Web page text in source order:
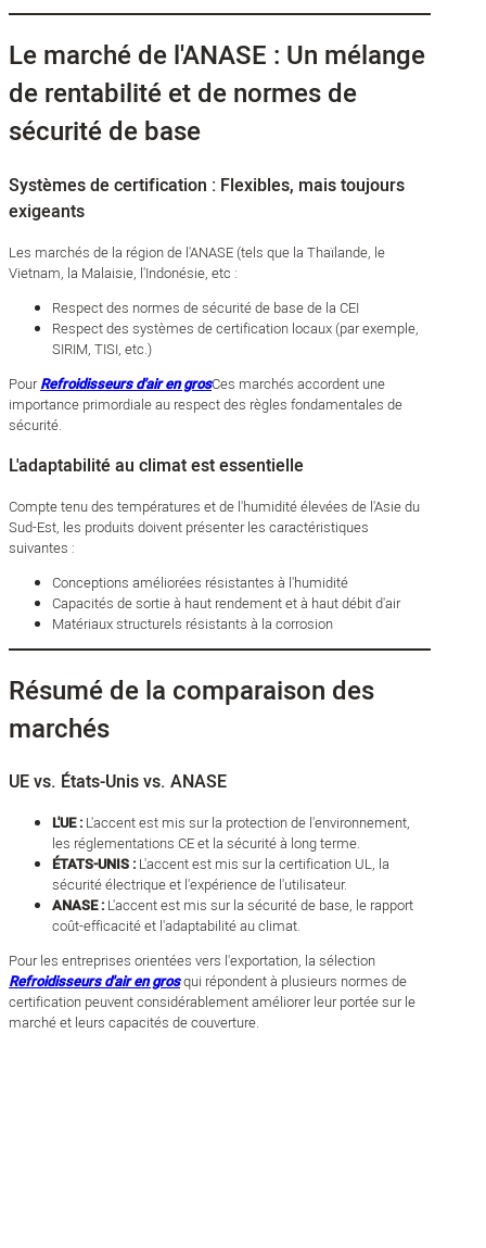
Le marché de l'ANASE : Un mélange
de rentabilité et de normes de
sécurité de base
Systèmes de certification : Flexibles, mais toujours
exigeants
Les marchés de la région de l'ANASE (tels que la Thaïlande, le
Vietnam, la Malaisie, l'Indonésie, etc :
Respect des normes de sécurité de base de la CEI
Respect des systèmes de certification locaux (par exemple,
SIRIM, TISI, etc.)
PourRefroidisseurs d'air en grosCes marchés accordent une
importance primordiale au respect des règles fondamentales de
sécurité.
L'adaptabilité au climat est essentielle
Compte tenu des températures et de l'humidité élevées de l'Asie du
Sud-Est, les produits doivent présenter les caractéristiques
suivantes :
Conceptions améliorées résistantes à l'humidité
Capacités de sortie à haut rendement et à haut débit d'air
Matériaux structurels résistants à la corrosion
Résumé de la comparaison des
marchés
UE vs. États-Unis vs. ANASE
L'UE :L'accent est mis sur la protection de l'environnement,
les réglementations CE et la sécurité à long terme.
ÉTATS-UNIS :L'accent est mis sur la certification UL, la
sécurité électrique et l'expérience de l'utilisateur.
ANASE :L'accent est mis sur la sécurité de base, le rapport
coût-efficacité et l'adaptabilité au climat.
Pour les entreprises orientées vers l'exportation, la sélection
Refroidisseurs d'air en grosqui répondent à plusieurs normes de
certification peuvent considérablement améliorer leur portée sur le
marché et leurs capacités de couverture.